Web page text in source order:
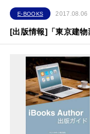
E-BOOKS 2017.08.06
[出版情報]「東京建物